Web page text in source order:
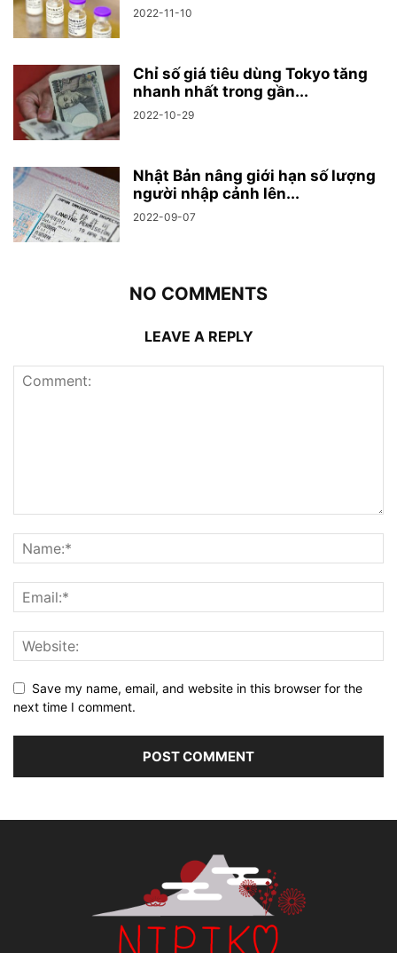
2022-11-10
Chỉ số giá tiêu dùng Tokyo tăng
nhanh nhất trong gần...
2022-10-29
Nhật Bản nâng giới hạn số lượng
người nhập cảnh lên...
2022-09-07
NO COMMENTS
LEAVE A REPLY
Save my name, email, and website in this browser for the
next time I comment.